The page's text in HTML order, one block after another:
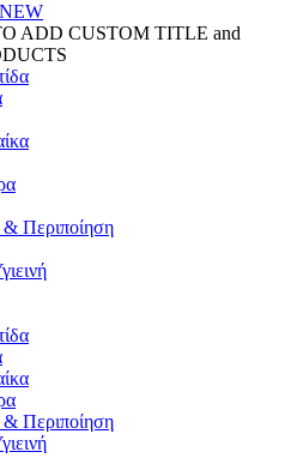
NEW
ADD CUSTOM TITLE and
Περιποίηση
Περιποίηση